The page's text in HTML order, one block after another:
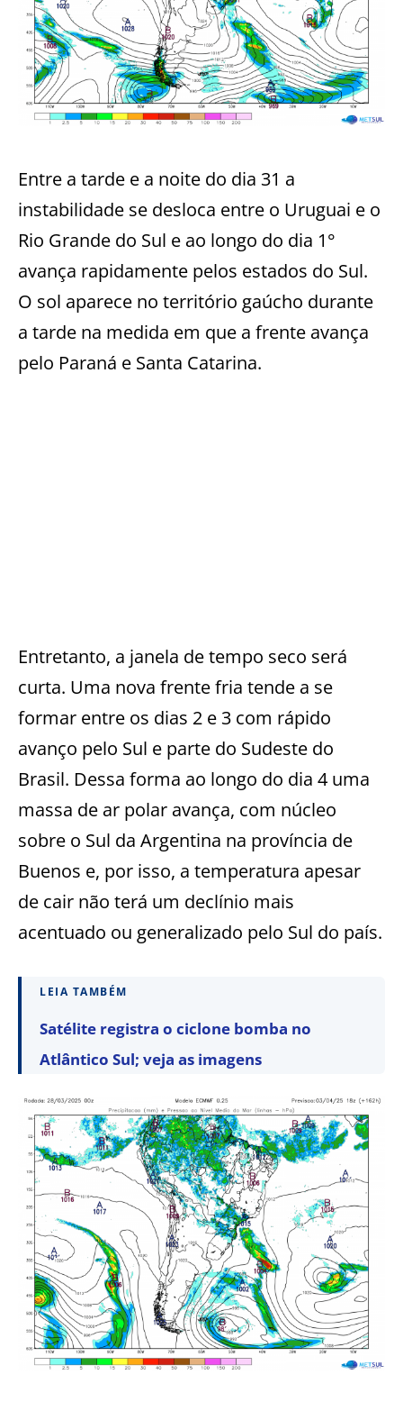
Entre a tarde e a noite do dia 31 a
instabilidade se desloca entre o Uruguai e o
Rio Grande do Sul e ao longo do dia 1°
avança rapidamente pelos estados do Sul.
O sol aparece no território gaúcho durante
a tarde na medida em que a frente avança
pelo Paraná e Santa Catarina.
Entretanto, a janela de tempo seco será
curta. Uma nova frente fria tende a se
formar entre os dias 2 e 3 com rápido
avanço pelo Sul e parte do Sudeste do
Brasil. Dessa forma ao longo do dia 4 uma
massa de ar polar avança, com núcleo
sobre o Sul da Argentina na província de
Buenos e, por isso, a temperatura apesar
de cair não terá um declínio mais
acentuado ou generalizado pelo Sul do país.
LEIA TAMBÉM
Satélite registra o ciclone bomba no
Atlântico Sul; veja as imagens